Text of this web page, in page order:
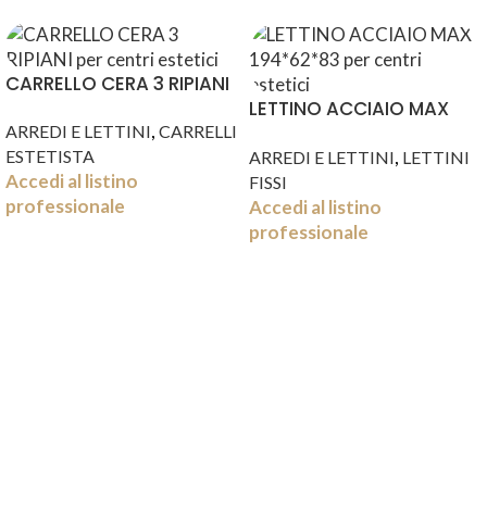
CARRELLO CERA 3 RIPIANI
ARREDI E LETTINI, CARRELLI
ESTETISTA
Accedi al listino
professionale
LETTINO ACCIAIO MAX
ARREDI E LETTINI, LETTINI
FISSI
Accedi al listino
professionale